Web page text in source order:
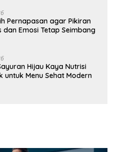
Pernapasan agar Pikiran
dan Emosi Tetap Seimbang
Hijau Kaya Nutrisi
untuk Menu Sehat Modern